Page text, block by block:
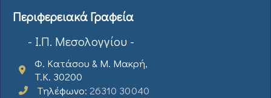
Περιφερειακά Γραφεία
- Ι.Π. Μεσολογγίου -
Φ. Κατάσου & Μ. Μακρή,
T.K. 30200
Τηλέφωνο: 26310 30040